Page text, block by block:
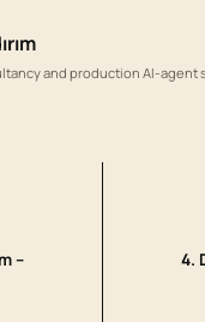
and production AI-agent
–
4.